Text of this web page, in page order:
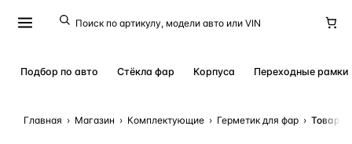
Подбор по авто Стёкла фар Корпуса Переходные рамки
Главная › Магазин › Комплектующие › Герметик для фар › Товар